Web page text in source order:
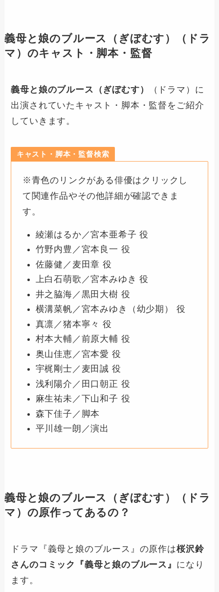
義母と娘のブルース（ぎぼむす）
（ドラ
マ）のキャスト・脚本・監督
義母と娘のブルース（ぎぼむす）
（ドラマ）に
出演されていたキャスト・脚本・監督をご紹介
していきます。
キャスト・脚本・監督検索
※青色のリンクがある俳優はクリックし
て関連作品やその他詳細が確認できま
す。
綾瀬はるか／宮本亜希子 役
竹野内豊／宮本良一 役
佐藤健／麦田章 役
上白石萌歌／宮本みゆき 役
井之脇海／黒田大樹 役
横溝菜帆／宮本みゆき（幼少期） 役
真凛／猪本寧々 役
村本大輔／前原大輔 役
奥山佳恵／宮本愛 役
宇梶剛士／麦田誠 役
浅利陽介／田口朝正 役
麻生祐未／下山和子 役
森下佳子／脚本
平川雄一朗／演出
義母と娘のブルース（ぎぼむす）
（ドラ
マ）の原作ってあるの？
ドラマ『義母と娘のブルース』の原作は桜沢鈴
さんのコミック『義母と娘のブルース』 になり
ます。